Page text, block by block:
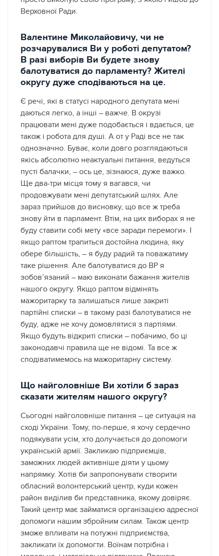
Верховної Ради.
Валентине Миколайовичу, чи не
розчарувалися Ви у роботі депутатом?
В разі виборів Ви будете знову
балотуватися до парламенту? Жителі
округу дуже сподіваються на це.
Є речі, які в статусі народного депутата мені
даються легко, а інші – важче. В окрузі
працювати мені дуже подобається і вдається, це
також і робота для душі. А от у Раді все не так
однозначно. Буває, коли довго розглядаються
якісь абсолютно неактуальні питання, ведуться
пусті балачки, – ось це, зізнаюся, дуже важко.
Ще два-три місця тому я вагався, чи
продовжувати мені депутатський шлях. Але
зараз прийшов до висновку, що все ж треба
знову йти в парламент. Втім, на цих виборах я не
буду ставити собі мету «все заради перемоги». І
якщо раптом трапиться достойна людина, яку
обере більшість, – я буду радий та поважатиму
таке рішення. Але балотуватися до ВР я
зобов’язаний – маю виконати бажання жителів
нашого округу. Якщо раптом відмінять
мажоритарку та залишаться лише закриті
партійні списки – в такому разі балотуватися не
буду, адже не хочу домовлятися з партіями.
Якщо будуть відкриті списки – побачимо, бо ці
законодавчі правила ще не відомі. Та все ж
сподіватимемось на мажоритарну систему.
Що найголовніше Ви хотіли б зараз
сказати жителям нашого округу?
Сьогодні найголовніше питання – це ситуація на
сході України. Тому, по-перше, я хочу сердечно
подякувати усім, хто долучається до допомоги
українській армії. Закликаю підприємців,
заможних людей активніше діяти у цьому
напрямку. Хотів би запропонувати створити
обласний волонтерський центр, куди кожен
район виділив би представника, якому довіряє.
Такий центр має займатися організацією адресної
допомоги нашим збройним силам. Також центр
зможе впливати на потужні підприємства,
закликати їх допомогти. Воїнам потрібна і